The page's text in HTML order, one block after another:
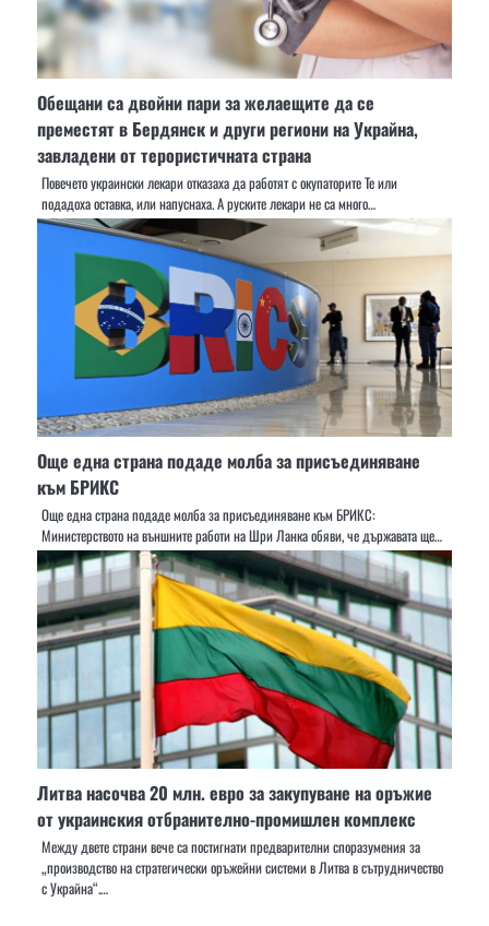
Обещани са двойни пари за желаещите да се
преместят в Бердянск и други региони на Украйна,
завладени от терористичната страна
Повечето украински лекари отказаха да работят с окупаторите Те или
подадоха оставка, или напуснаха. А руските лекари не са много…
Още една страна подаде молба за присъединяване
към БРИКС
Още една страна подаде молба за присъединяване към БРИКС:
Министерството на външните работи на Шри Ланка обяви, че държавата ще…
Литва насочва 20 млн. евро за закупуване на оръжие
от украинския отбранително-промишлен комплекс
Между двете страни вече са постигнати предварителни споразумения за
„производство на стратегически оръжейни системи в Литва в сътрудничество
с Украйна“.…